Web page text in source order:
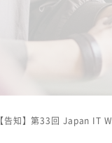
【告知】第33回 Japan IT